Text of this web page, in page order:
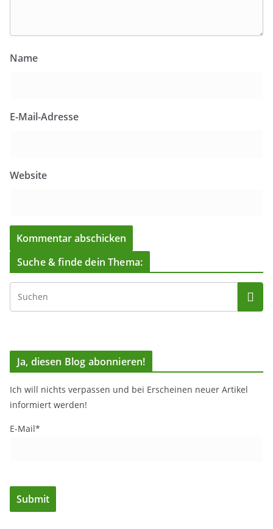
Name
E-Mail-Adresse
Website
Suche & finde dein Thema:
Ja, diesen Blog abonnieren!
Ich will nichts verpassen und bei Erscheinen neuer Artikel
informiert werden!
E-Mail*